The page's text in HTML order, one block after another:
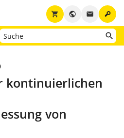
key
email
public
shopping_cart
kontinuierlichen
von